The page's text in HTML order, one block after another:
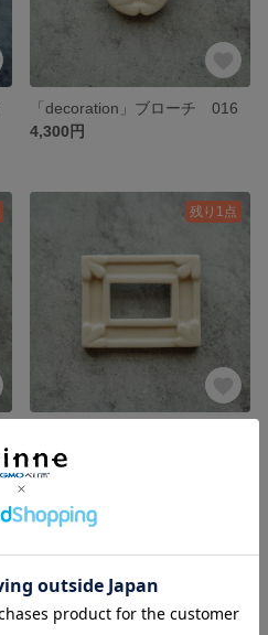
「decoration」ブローチ 016
4,300円
残り1点
4,500円